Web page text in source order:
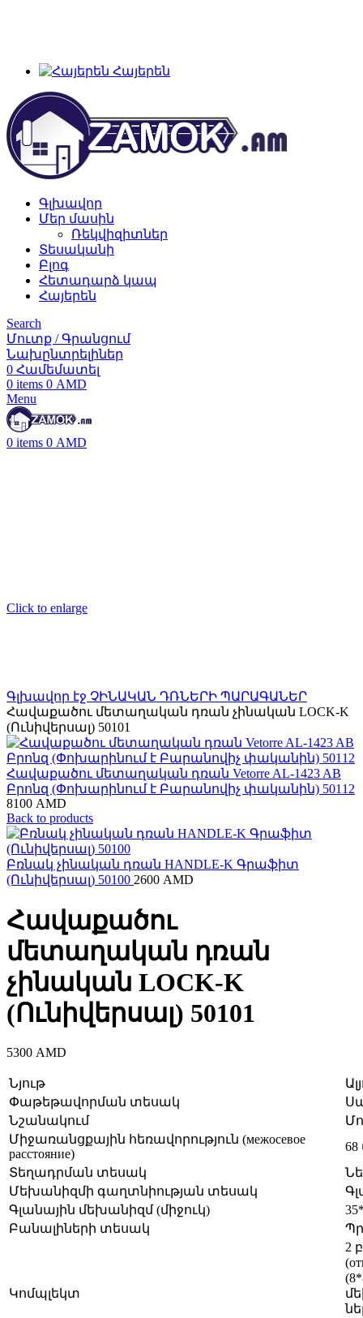
Հայերեն
Գլխավոր
Մեր մասին
Ռեկվիզիտներ
Տեսականի
Բլոգ
Հետադարձ կապ
Հայերեն
Search
Մուտք / Գրանցում
Նախընտրելիներ
0 Համեմատել
0 items 0 AMD
Menu
0 items 0 AMD
Click to enlarge
Գլխավոր էջ ՉԻՆԱԿԱՆ ԴՌՆԵՐԻ ՊԱՐԱԳԱՆԵՐ
Հավաքածու մետաղական դռան չինական LOCK-K
(Ունիվերսալ) 50101
Հավաքածու մետաղական դռան Vetorre AL-1423 AB
Բրոնզ (Փոխարինում է Բարանովիչ փականին) 50112
8100 AMD
Back to products
Բռնակ չինական դռան HANDLE-K Գրաֆիտ
(Ունիվերսալ) 50100 2600 AMD
Հավաքածու
մետաղական դռան
չինական LOCK-K
(Ունիվերսալ) 50101
5300 AMD
Նյութ
Փաթեթավորման տեսակ
Նշանակում
Միջառանցքային հեռավորություն (межосевое
расстояние)
68
Տեղադրման տեսակ
Մեխանիզմի գաղտնիության տեսակ
Գլանային մեխանիզմ (միջուկ)
Բանալիների տեսակ
Կոմպլեկտ
2